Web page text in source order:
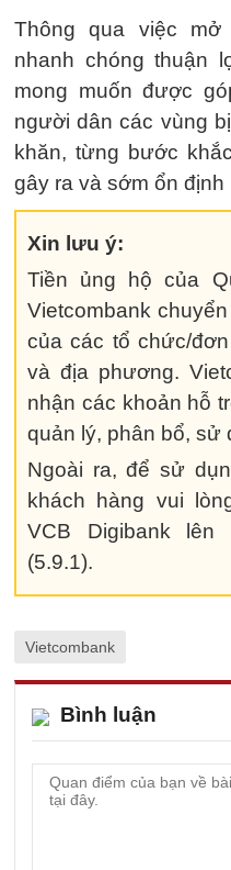
Thông qua việc
nhanh chóng thuận
mong muốn được
người dân các vùng
khăn, từng bước
gây ra và sớm ổn định
Xin lưu ý:
Tiền ủng hộ của
Vietcombank
của các tổ chức/
và địa phương.
nhận các khoản hỗ
quản lý, phân bổ, sử
Ngoài ra, để sử
khách hàng vui
VCB Digibank
(5.9.1).
Vietcombank
Bình luận